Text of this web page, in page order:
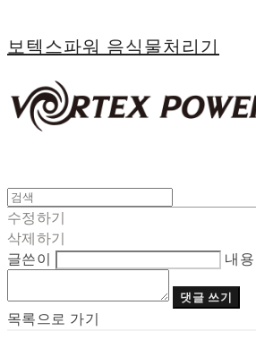
보텍스파워 음식물처리기
수정하기
삭제하기
글쓴이
내용
댓글 쓰기
목록으로 가기